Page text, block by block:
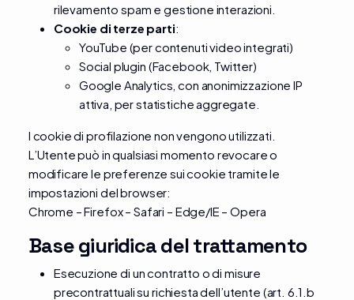
rilevamento spam e gestione interazioni.
Cookie di terze parti:
YouTube (per contenuti video integrati)
Social plugin (Facebook, Twitter)
Google Analytics, con anonimizzazione IP
attiva, per statistiche aggregate.
I cookie di profilazione non vengono utilizzati.
L’Utente può in qualsiasi momento revocare o
modificare le preferenze sui cookie tramite le
impostazioni del browser:
Chrome –Firefox– Safari – Edge/IE –Opera
Base giuridica del trattamento
Esecuzione di un contratto o di misure
precontrattuali su richiesta dell’utente (art. 6.1.b